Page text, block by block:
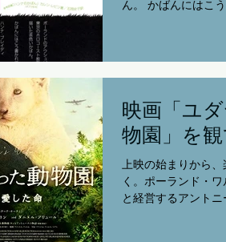
ん。 かばんにはこう書かれていました。 ハ
映画「ユ
物園」を
上映の始まりから
く。ポーランド・
と経営するアント